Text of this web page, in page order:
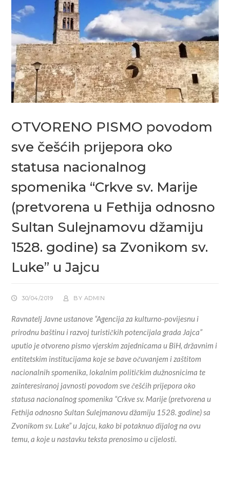
OTVORENO PISMO povodom
sve češćih prijepora oko
statusa nacionalnog
spomenika “Crkve sv. Marije
(pretvorena u Fethija odnosno
Sultan Sulejnamovu džamiju
1528. godine) sa Zvonikom sv.
Luke” u Jajcu
30/04/2019 BY ADMIN
Ravnatelj Javne ustanove “Agencija za kulturno-povijesnu i
prirodnu baštinu i razvoj turističkih potencijala grada Jajca”
uputio je otvoreno pismo vjerskim zajednicama u BiH, državnim i
entitetskim institucijama koje se bave očuvanjem i zaštitom
nacionalnih spomenika, lokalnim političkim dužnosnicima te
zainteresiranoj javnosti povodom sve češćih prijepora oko
statusa nacionalnog spomenika “Crkve sv. Marije (pretvorena u
Fethija odnosno Sultan Sulejmanovu džamiju 1528. godine) sa
Zvonikom sv. Luke” u Jajcu, kako bi potaknuo dijalog na ovu
temu, a koje u nastavku teksta prenosimo u cijelosti.